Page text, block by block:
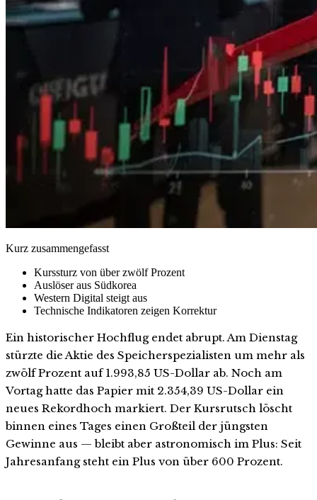
Kurz zusammengefasst
Kurssturz von über zwölf Prozent
Auslöser aus Südkorea
Western Digital steigt aus
Technische Indikatoren zeigen Korrektur
Ein historischer Hochflug endet abrupt. Am Dienstag
stürzte die Aktie des Speicherspezialisten um mehr als
zwölf Prozent auf 1.993,85 US-Dollar ab. Noch am
Vortag hatte das Papier mit 2.354,39 US-Dollar ein
neues Rekordhoch markiert. Der Kursrutsch löscht
binnen eines Tages einen Großteil der jüngsten
Gewinne aus — bleibt aber astronomisch im Plus: Seit
Jahresanfang steht ein Plus von über 600 Prozent.